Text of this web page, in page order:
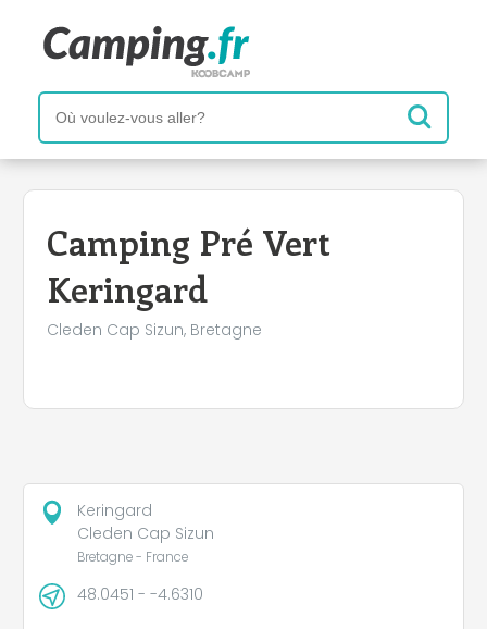
Camping Pré Vert
Keringard
Cleden Cap Sizun, Bretagne
+
−
Keringard
Cleden Cap Sizun
Bretagne - France
48.0451 - -4.6310